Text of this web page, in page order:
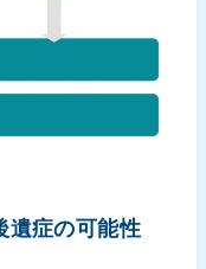
症の可能性